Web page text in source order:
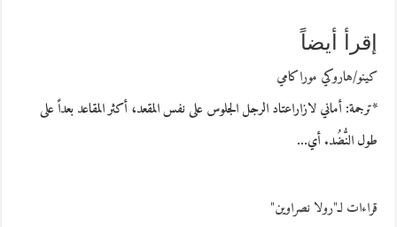
إقرأ أيضاً
كينو/هاروكي موراكامي
*ترجمة: أماني لازاراعتاد الرجل الجلوس على نفس المقعد، أكثر المقاعد بعداً على
طول النُّضُد. أي…
قراءات لـ"رولا نصراوين"